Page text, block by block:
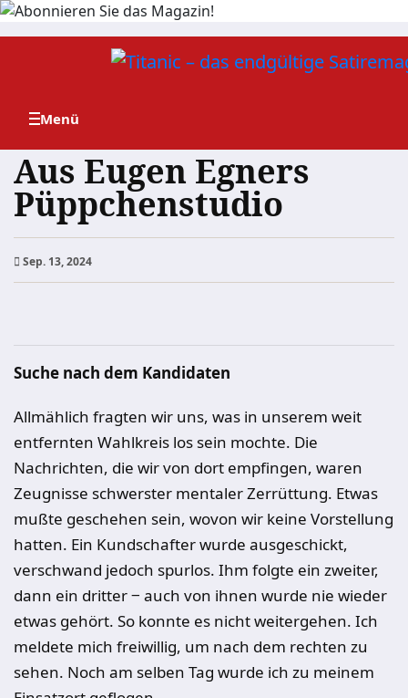
Zum
Aus Eugen Egners
Püppchenstudio
Sep. 13, 2024
Suche nach dem Kandidaten
Allmählich fragten wir uns, was in unserem weit
entfernten Wahlkreis los sein mochte. Die
Nachrichten, die wir von dort empfingen, waren
Zeugnisse schwerster mentaler Zerrüttung. Etwas
mußte geschehen sein, wovon wir keine Vorstellung
hatten. Ein Kundschafter wurde ausgeschickt,
verschwand jedoch spurlos. Ihm folgte ein zweiter,
dann ein dritter ‒ auch von ihnen wurde nie wieder
etwas gehört. So konnte es nicht weitergehen. Ich
meldete mich freiwillig, um nach dem rechten zu
sehen. Noch am selben Tag wurde ich zu meinem